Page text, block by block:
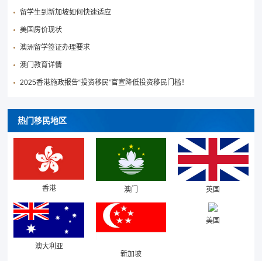
留学生到新加坡如何快速适应
美国房价现状
澳洲留学签证办理要求
澳门教育详情
2025香港施政报告“投资移民”官宣降低投资移民门槛！
热门移民地区
香港 澳门 英国
澳大利亚
新加坡
美国